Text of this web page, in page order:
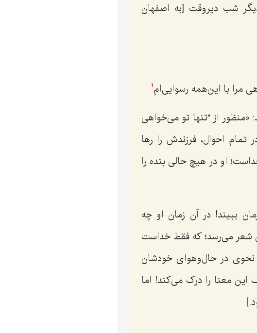
شب دیروقت [به اصفهان
مرا با این‌همه رسوایی‌ام1
از ”تنها تو می‌خواهی
احوال، فرزندش را رها
او در هیچ حالی بنده را
ببیند! در آن زمان او چه
شعر می‌رسد؛ که فقط خداست
در حال‌وهوای خودشان
معنا را درک می‌کند! اما